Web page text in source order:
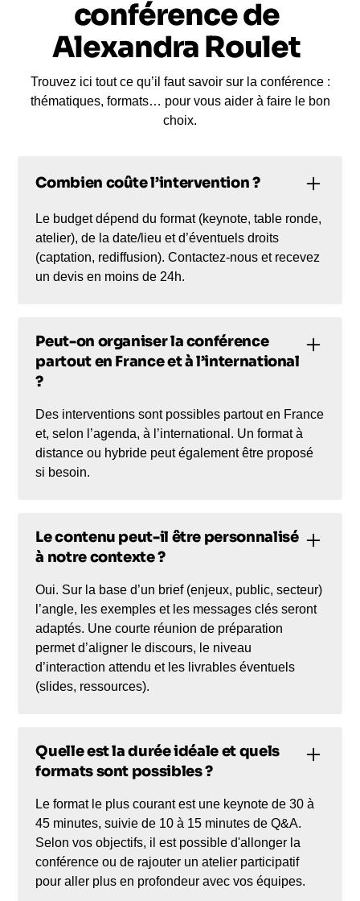
Comment lire les inégalités salariales sans
simplifier le sujet ? Quelles conséquences l’IA
peut-elle avoir sur l’emploi et la productivité selon
les usages qui en sont faits ?
Dans un cadre de conférence, elle peut ainsi aider
un public professionnel à prendre du recul, à mieux
économique. Son apport ne se limite pas à
réfléchir à la manière dont les entreprises recrutent,
fidélisent, s’adaptent et arbitrent dans un contexte
où les questions de travail, de compétences et de
performance deviennent de plus en plus
sujets liés à l’emploi, à la compétitivité, à la
transformation du travail et aux politiques
publiques, avec un angle résolument sérieux,
conférence de
Alexandra Roulet
Trouvez ici tout ce qu’il faut savoir sur la conférence :
thématiques, formats… pour vous aider à faire le bon
choix.
Combien coûte l’intervention ?
Le budget dépend du format (keynote, table ronde,
atelier), de la date/lieu et d’éventuels droits
(captation, rediffusion). Contactez-nous et recevez
un devis en moins de 24h.
Peut-on organiser la conférence
partout en France et à l’international
?
Des interventions sont possibles partout en France
et, selon l’agenda, à l’international. Un format à
distance ou hybride peut également être proposé
si besoin.
Le contenu peut-il être personnalisé
à notre contexte ?
Oui. Sur la base d’un brief (enjeux, public, secteur)
l’angle, les exemples et les messages clés seront
adaptés. Une courte réunion de préparation
permet d’aligner le discours, le niveau
d’interaction attendu et les livrables éventuels
(slides, ressources).
Quelle est la durée idéale et quels
formats sont possibles ?
Le format le plus courant est une keynote de 30 à
45 minutes, suivie de 10 à 15 minutes de Q&A.
Selon vos objectifs, il est possible d'allonger la
conférence ou de rajouter un atelier participatif
pour aller plus en profondeur avec vos équipes.